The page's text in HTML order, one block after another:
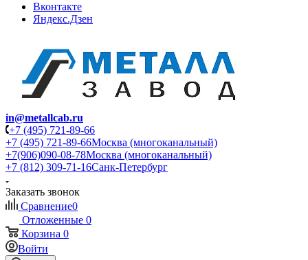
Вконтакте
Яндекс.Дзен
in@metallcab.ru
+7 (495) 721-89-66
+7 (495) 721-89-66Москва (многоканальный)
+7(906)090-08-78Москва (многоканальный)
+7 (812) 309-71-16Санк-Петербург
Заказать звонок
Сравнение0
Отложенные 0
Корзина 0
Войти